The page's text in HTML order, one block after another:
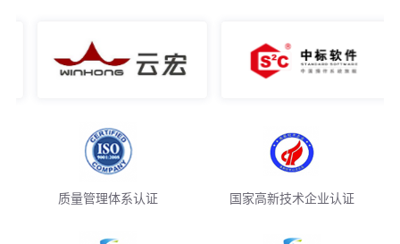
质量管理体系认证 国家高新技术企业认证